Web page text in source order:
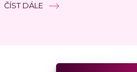
ČÍST DÁLE